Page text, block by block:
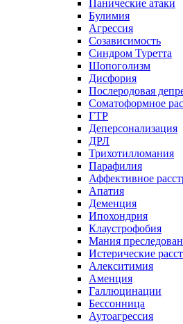
Панические атаки
Булимия
Агрессия
Созависимость
Синдром Туретта
Шопоголизм
Дисфория
Послеродовая
Соматоформное
ГТР
Деперсонализация
ДРЛ
Трихотилломания
Парафилия
Аффективное
Апатия
Деменция
Ипохондрия
Клаустрофобия
Мания
Истерические
Алекситимия
Аменция
Галлюцинации
Бессонница
Аутоагрессия